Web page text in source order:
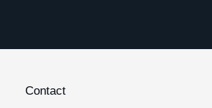
Contact